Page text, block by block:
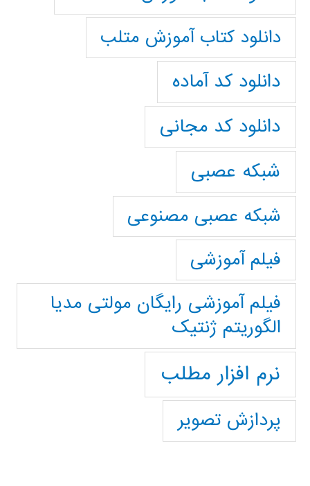
دانلود کتاب آموزش متلب
دانلود کد آماده
دانلود کد مجانی
شبکه عصبی
شبکه عصبی مصنوعی
فیلم آموزشی
فیلم آموزشی رایگان مولتی مدیا
الگوریتم ژنتیک
نرم افزار مطلب
پردازش تصویر